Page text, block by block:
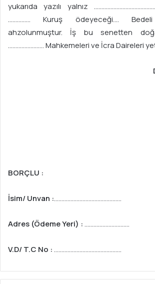
yukarıda yazılı yalnız
…………… Kuruş ödeyeceği…. Bedeli
ahzolunmuştur. İş bu senetten
…………………… Mahkemeleri ve İcra Daireleri
BORÇLU :
İsim/ Unvan :………………………………………
Adres (Ödeme Yeri) :…………………………
V.D/ T.C No :………………………………………